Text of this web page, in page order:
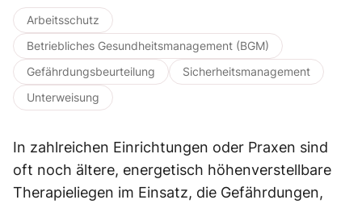
Arbeitsschutz
Betriebliches Gesundheitsmanagement (BGM)
Gefährdungsbeurteilung
Sicherheitsmanagement
Unterweisung
In zahlreichen Einrichtungen oder Praxen sind
oft noch ältere, energetisch höhenverstellbare
Therapieliegen im Einsatz, die Gefährdungen,